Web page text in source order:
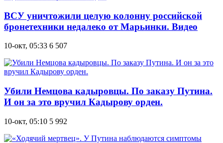
ВСУ уничтожили целую колонну российской
бронетехники недалеко от Марьинки. Видео
10-окт, 05:33 6 507
Убили Немцова кадыровцы. По заказу Путина.
И он за это вручил Кадырову орден.
10-окт, 05:10 5 992